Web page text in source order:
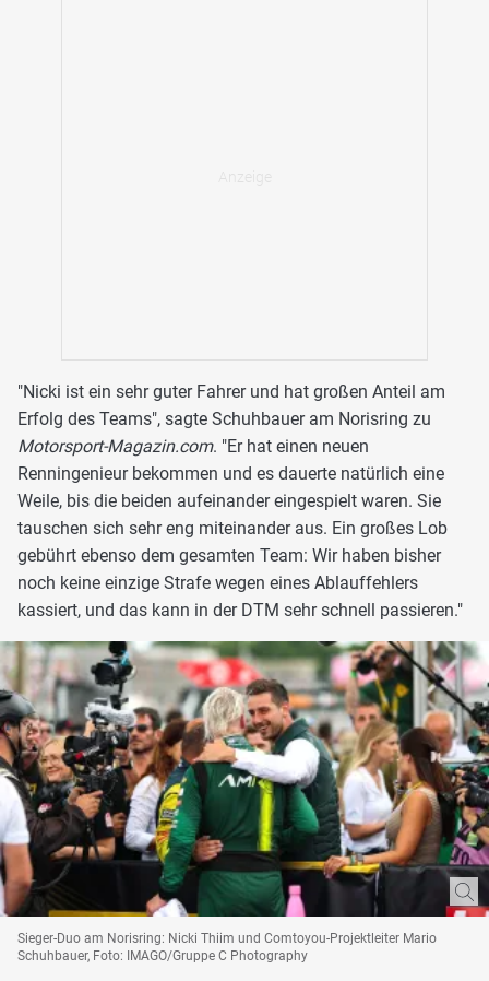
"Nicki ist ein sehr guter Fahrer und hat großen Anteil am
Erfolg des Teams", sagte Schuhbauer am Norisring zu
Motorsport-Magazin.com. "Er hat einen neuen
Renningenieur bekommen und es dauerte natürlich eine
Weile, bis die beiden aufeinander eingespielt waren. Sie
tauschen sich sehr eng miteinander aus. Ein großes Lob
gebührt ebenso dem gesamten Team: Wir haben bisher
noch keine einzige Strafe wegen eines Ablauffehlers
kassiert, und das kann in der DTM sehr schnell passieren."
Sieger-Duo am Norisring: Nicki Thiim und Comtoyou-Projektleiter Mario
Schuhbauer, Foto: IMAGO/Gruppe C Photography